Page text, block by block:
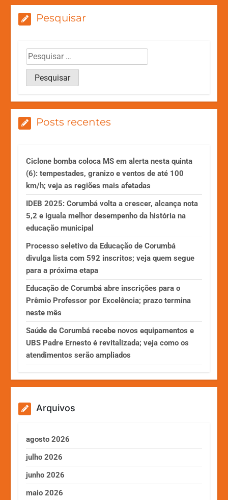
Pesquisar
Posts recentes
Ciclone bomba coloca MS em alerta nesta quinta
(6): tempestades, granizo e ventos de até 100
km/h; veja as regiões mais afetadas
IDEB 2025: Corumbá volta a crescer, alcança nota
5,2 e iguala melhor desempenho da história na
educação municipal
Processo seletivo da Educação de Corumbá
divulga lista com 592 inscritos; veja quem segue
para a próxima etapa
Educação de Corumbá abre inscrições para o
Prêmio Professor por Excelência; prazo termina
neste mês
Saúde de Corumbá recebe novos equipamentos e
UBS Padre Ernesto é revitalizada; veja como os
atendimentos serão ampliados
Arquivos
agosto 2026
julho 2026
junho 2026
maio 2026